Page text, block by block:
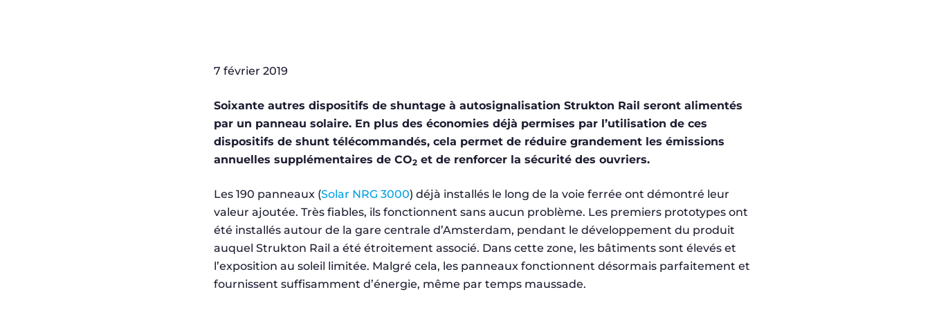
7 février 2019
Soixante autres dispositifs de shuntage à autosignalisation Strukton Rail seront alimentés
par un panneau solaire. En plus des économies déjà permises par l’utilisation de ces
dispositifs de shunt télécommandés, cela permet de réduire grandement les émissions
annuelles supplémentaires de CO2et de renforcer la sécurité des ouvriers.
Les 190 panneaux (Solar NRG 3000) déjà installés le long de la voie ferrée ont démontré leur
valeur ajoutée. Très fiables, ils fonctionnent sans aucun problème. Les premiers prototypes ont
été installés autour de la gare centrale d’Amsterdam, pendant le développement du produit
auquel Strukton Rail a été étroitement associé. Dans cette zone, les bâtiments sont élevés et
l’exposition au soleil limitée. Malgré cela, les panneaux fonctionnent désormais parfaitement et
fournissent suffisamment d’énergie, même par temps maussade.